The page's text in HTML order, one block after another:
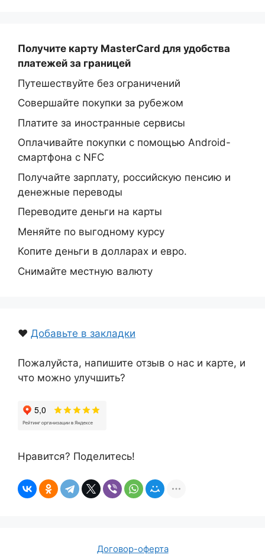
Получите карту MasterCard для удобства
платежей за границей
Путешествуйте без ограничений
Совершайте покупки за рубежом
Платите за иностранные сервисы
Оплачивайте покупки с помощью Android-
смартфона с NFC
Получайте зарплату, российскую пенсию и
денежные переводы
Переводите деньги на карты
Меняйте по выгодному курсу
Копите деньги в долларах и евро.
Снимайте местную валюту
❤️ Добавьте в закладки
Пожалуйста, напишите отзыв о нас и карте, и
что можно улучшить?
Нравится? Поделитесь!
Договор-оферта